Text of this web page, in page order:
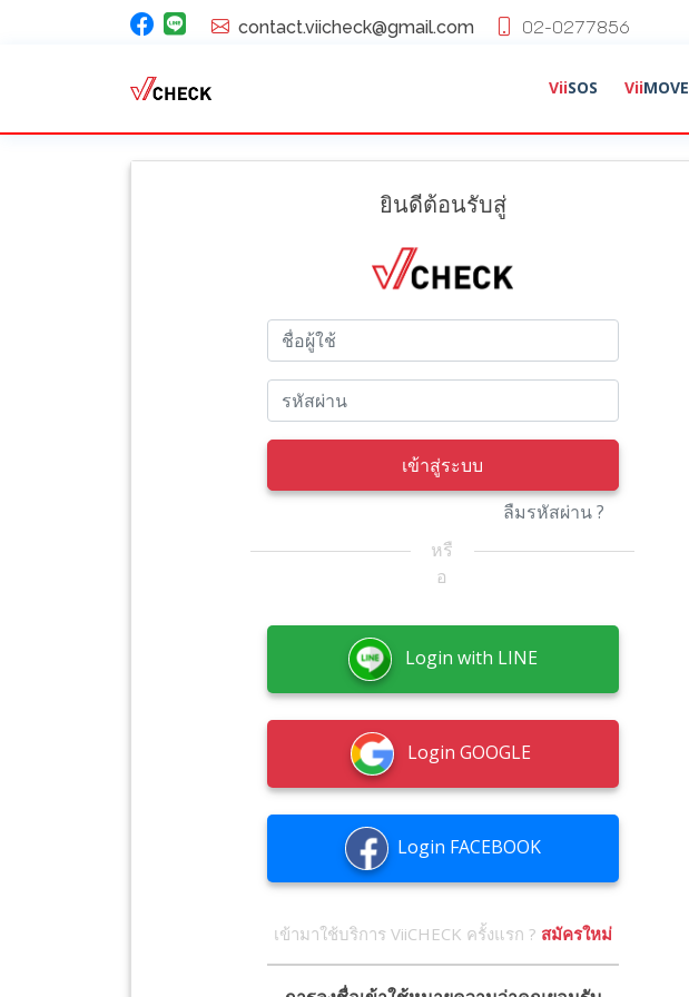
contact.viicheck@gmail.com 02-0277856
ViiSOS ViiMOVE
ยินดีต้อนรับสู่
เข้าสู่ระบบ
ลืมรหัสผ่าน ?
หรื
อ
Login with LINE
Login GOOGLE
Login FACEBOOK
เข้ามาใช้บริการ ViiCHECK ครั้งแรก ? สมัครใหม่